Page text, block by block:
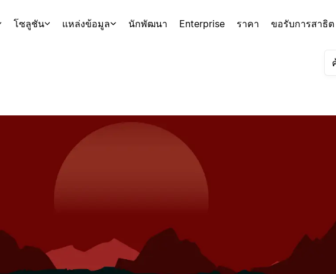
โซลูชัน แหล่งข้อมูล นักพัฒนา Enterprise ราคา ขอรับการสาธิต